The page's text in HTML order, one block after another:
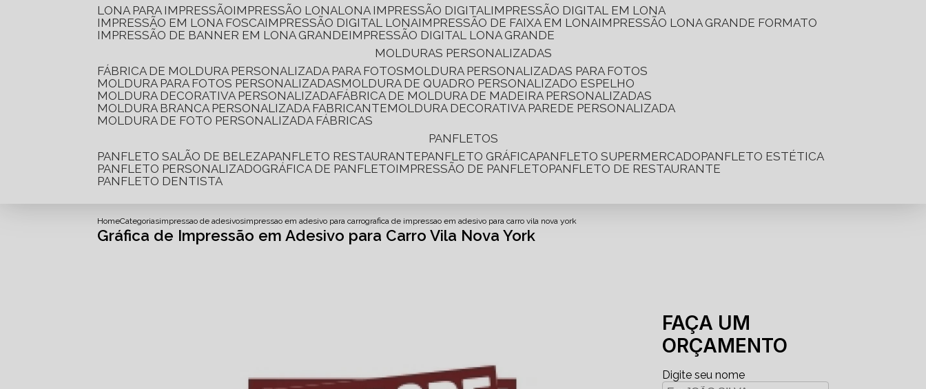
LONA PARA IMPRESSÃO IMPRESSÃO LONA LONA IMPRESSÃO DIGITAL IMPRESSÃO DIGITAL EM LONA
IMPRESSÃO EM LONA FOSCA IMPRESSÃO DIGITAL LONA IMPRESSÃO DE FAIXA EM LONA IMPRESSÃO LONA GRANDE FORMATO
IMPRESSÃO DE BANNER EM LONA GRANDE IMPRESSÃO DIGITAL LONA GRANDE
MOLDURAS PERSONALIZADAS
FÁBRICA DE MOLDURA PERSONALIZADA PARA FOTOS
MOLDURA PERSONALIZADAS PARA FOTOS
MOLDURA PARA FOTOS PERSONALIZADAS
MOLDURA DE QUADRO PERSONALIZADO ESPELHO
MOLDURA DECORATIVA PERSONALIZADA FÁBRICA DE MOLDURA DE MADEIRA PERSONALIZADAS
MOLDURA BRANCA PERSONALIZADA FABRICANTE
MOLDURA DECORATIVA PAREDE PERSONALIZADA
MOLDURA DE FOTO PERSONALIZADA FÁBRICAS
PANFLETOS
PANFLETO SALÃO DE BELEZA PANFLETO RESTAURANTE PANFLETO GRÁFICA PANFLETO SUPERMERCADO PANFLETO ESTÉTICA
PANFLETO PERSONALIZADO
GRÁFICA DE PANFLETO IMPRESSÃO DE PANFLETO PANFLETO DE RESTAURANTE
PANFLETO DENTISTA
HomeCategoriasimpressao de adesivosimpressao em adesivo para carrografica de impressao em adesivo para carro vila nova york
Gráfica de Impressão em Adesivo para Carro Vila Nova York
FAÇA UM
ORÇAMENTO
Digite seu nome